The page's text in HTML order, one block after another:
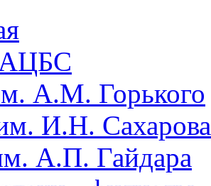
А.М. Горького
И.Н. Сахарова
А.П. Гайдара